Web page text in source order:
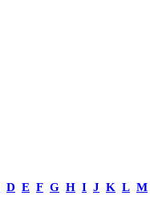
D E F G H I J K L M